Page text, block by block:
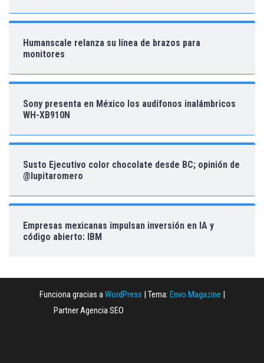
Humanscale relanza su línea de brazos para
monitores
Sony presenta en México los audífonos inalámbricos
WH-XB910N
Susto Ejecutivo color chocolate desde BC; opinión de
@lupitaromero
Empresas mexicanas impulsan inversión en IA y
código abierto: IBM
Funciona gracias aWordPress Tema: Envo Magazine
Partner Agencia SEO